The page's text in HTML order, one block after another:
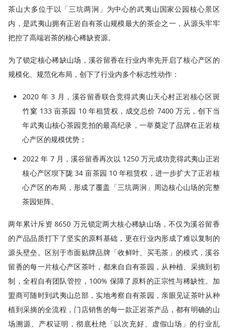
茶山大多位于以「三坑两涧」为中心的武夷山国家公园核心景区
内，是武夷山拥有正岩自有茶山规模最大的茶企之一，从源头牢牢
把控了高端岩茶的核心稀缺资源。
为了锁定核心稀缺山场，溪谷留香在行业内率先开启了核心产区的
规模化、规范化布局，创下了行业内多个标志性动作：
2020 年 3 月，溪谷留香联合竞得武夷山天心村正岩核心区斑
竹窠 133 亩茶园 10 年租赁权，成交总价 7400 万元，创下当
年武夷山核心茶园竞拍的最高纪录，一举奠定了品牌在正岩核
心产区的规模优势；
2022 年 7 月，溪谷留香再次以 1250 万元成功竞得武夷山正岩
核心产区坝下陇 34 亩茶园 10 年租赁权，进一步扩大了正岩核
心产区的布局，形成了覆盖「三坑两涧」周边核心山场的完整
茶园矩阵。
两年累计斥资 8650 万元锁定两大核心稀缺山场，不仅为溪谷留香
的产品品质打下了坚实的原料基础，更在行业内形成了难以复制的
源头壁垒。区别于市面贴牌品牌「收鲜叶、买毛茶」的模式，溪谷
留香的每一片核心产区茶叶，都来自自有茶园，从种植、采摘到初
制，全程自有团队管控，100% 保障了原料的正宗性与稀缺性。加
盟商可随时到武夷山总部，实地考察自有茶园，亲眼见证茶叶从种
植到采摘的全流程，门店销售的每一款正岩茶产品，都有明确的山
场溯源、产权证明，彻底杜绝「以次充好、虚假山场」的行业乱